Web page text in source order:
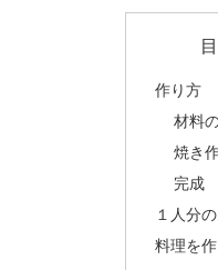
作り方
材料
焼き
完成
１人分
料理を